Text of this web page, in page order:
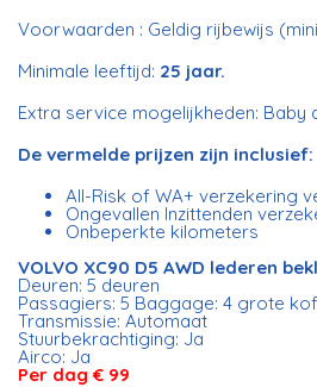
Voorwaarden : Geldig rijbewijs
Minimale leeftijd: 25 jaar.
Extra service mogelijkheden: Baby
De vermelde prijzen zijn inclusief:
All-Risk of WA+ verzekering
Ongevallen Inzittenden
Onbeperkte kilometers
VOLVO XC90 D5 AWD lederen
Deuren: 5 deuren
Passagiers: 5 Baggage: 4 grote
Transmissie: Automaat
Stuurbekrachtiging: Ja
Airco: Ja
Per dag € 99